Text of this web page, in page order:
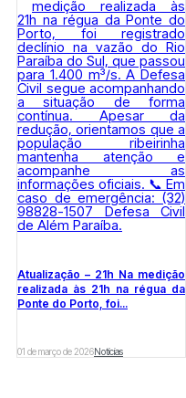
Atualização – 21h Na medição
realizada às 21h na régua da
Ponte do Porto, foi...
01 de março de 2026Notícias